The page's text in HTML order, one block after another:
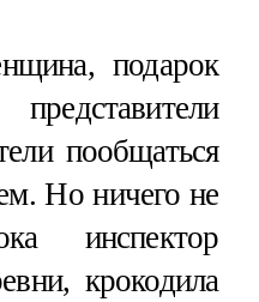
подарок
пообщаться
Но ничего не
инспектор
крокодила